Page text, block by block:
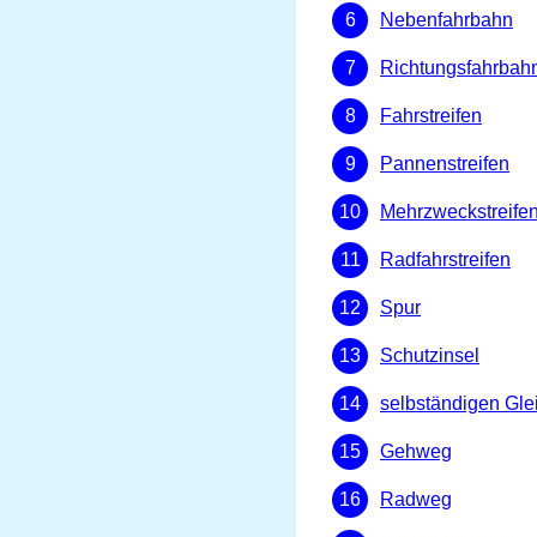
Nebenfahrbahn
Fahrstreifen
Pannenstreifen
Mehrzweckstreifen
Radfahrstreifen
Spur
Schutzinsel
selbständigen
Gehweg
Radweg